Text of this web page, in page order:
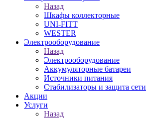
Назад
Шкафы коллекторные
UNI-FITT
WESTER
Электрооборудование
Назад
Электрооборудование
Аккумуляторные батареи
Источники питания
Стабилизаторы и защита сети
Акции
Услуги
Назад